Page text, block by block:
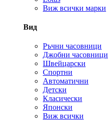
Виж всички марки
Вид
Ръчни часовници
Джобни часовници
Швейцарски
Спортни
Автоматични
Детски
Класически
Японски
Виж всички